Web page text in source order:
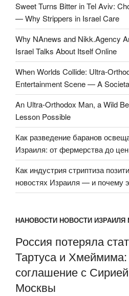
Sweet Turns Bitter in Tel Aviv:
— Why Strippers in Israel Care
Why NAnews and Nikk.Agency
Israel Talks About Itself Online
When Worlds Collide: Ultra-
Entertainment Scene — A
An Ultra-Orthodox Man, a Wild
Lesson Possible
Как разведение баранов
Израиля: от фермерства до
Как индустрия стриптиза
новостях Израиля — и почему
НАНОВОСТИ НОВОСТИ ИЗРАИЛЯ
Россия потеряла
Тартуса и
соглашение с
Москвы